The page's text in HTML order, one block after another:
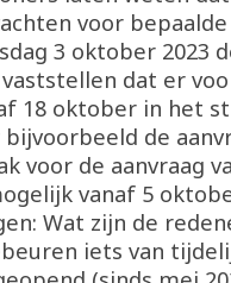
voor
3 oktober 2023
dat er
18 oktober in het
de
voor de aanvraag
vanaf 5
Wat zijn de
iets van